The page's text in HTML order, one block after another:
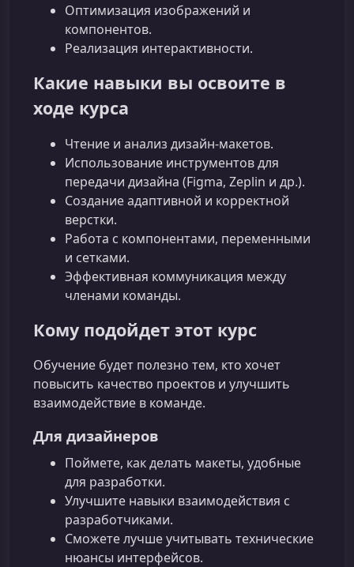
Оптимизация изображений и
компонентов.
Реализация интерактивности.
Какие навыки вы освоите в
ходе курса
Чтение и анализ дизайн-макетов.
Использование инструментов для
передачи дизайна (Figma, Zeplin и др.).
Создание адаптивной и корректной
верстки.
Работа с компонентами, переменными
и сетками.
Эффективная коммуникация между
членами команды.
Кому подойдет этот курс
Обучение будет полезно тем, кто хочет
повысить качество проектов и улучшить
взаимодействие в команде.
Для дизайнеров
Поймете, как делать макеты, удобные
для разработки.
Улучшите навыки взаимодействия с
разработчиками.
Сможете лучше учитывать технические
нюансы интерфейсов.